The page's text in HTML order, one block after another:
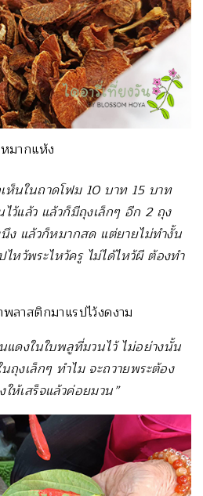
หมากแห้ง
ห็นในถาดโฟม 10 บาท 15 บาท
ว้แล้ว แล้วก็มีถุงเล็กๆ อีก 2 ถุง
ง แล้วก็หมากสด แต่ยายไม่ทำงั้น
ไหว้พระไหว้ครู ไม่ได้ไหว้ผี ต้องทำ
ลาสติกมาแรปไว้งดงาม
แดงในใบพลูที่มวนไว้ ไม่อย่างนั้น
ถุงเล็กๆ ทำไม จะถวายพระต้อง
ห้เสร็จแล้วค่อยมวน”